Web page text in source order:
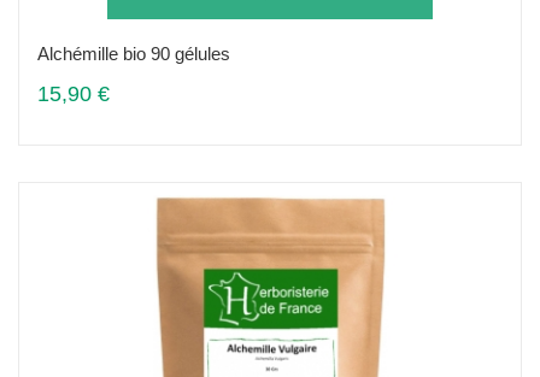
Alchémille bio 90 gélules
15,90 €